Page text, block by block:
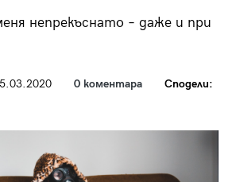
непрекъснато – даже и при
0 коментара Сподели: